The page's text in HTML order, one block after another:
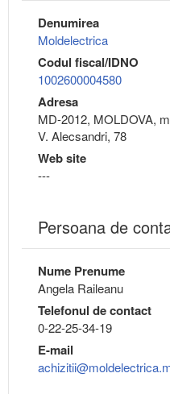
Denumirea
Moldelectrica
Codul fiscal/IDNO
1002600004580
Adresa
MD-2012, MOLDOVA,
V. Alecsandri, 78
Web site
---
Persoana de
Nume Prenume
Angela Raileanu
Telefonul de contact
0-22-25-34-19
E-mail